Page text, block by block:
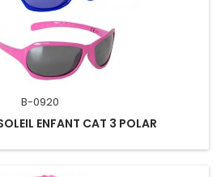
B-0920
ENFANT CAT 3 POLAR